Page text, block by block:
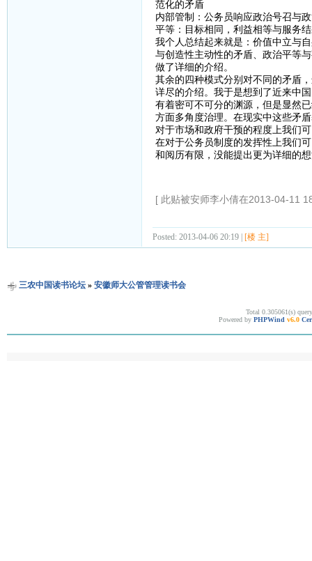
范化的矛盾
内部管制：公务员响应政治号召与
平等：目标相同，利益相等与服务
我个人总结起来就是：价值中立与
与创造性主动性的矛盾、政治平等
做了详细的介绍。
其余的四种模式分别对不同的矛盾
详尽的介绍。我于是想到了近来中
有着密可不可分的渊源，但是显然
方面多角度治理。在现实中这些矛
对于市场和政府干预的程度上我们
在对于公务员制度的发挥性上我们
和阅历有限，没能提出更为详细的
[ 此贴被安师李小倩在2013-04-11
Posted: 2013-04-06 20:19 | [楼 主]
三农中国读书论坛» 安徽师大公管管理读书会
Total 0.305061(s)
Powered by PHPWind v6.0